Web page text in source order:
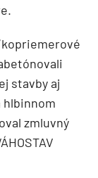
stavby aj
hlbinnom
zmluvný